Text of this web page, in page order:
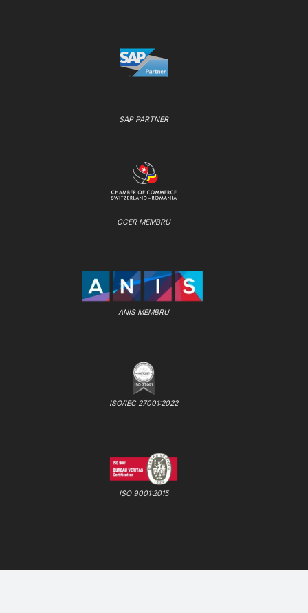
SAP PARTNER
CCER MEMBRU
ANIS MEMBRU
ISO/IEC 27001:2022
ISO 9001:2015